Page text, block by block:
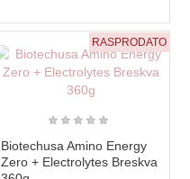
RASPRODATO
★ ★ ★ ★ ★
Biotechusa Amino Energy
Zero + Electrolytes Breskva